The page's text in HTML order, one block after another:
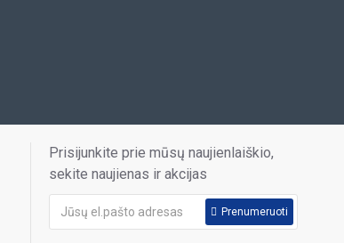
Prisijunkite prie mūsų naujienlaiškio,
sekite naujienas ir akcijas
Prenumeruoti